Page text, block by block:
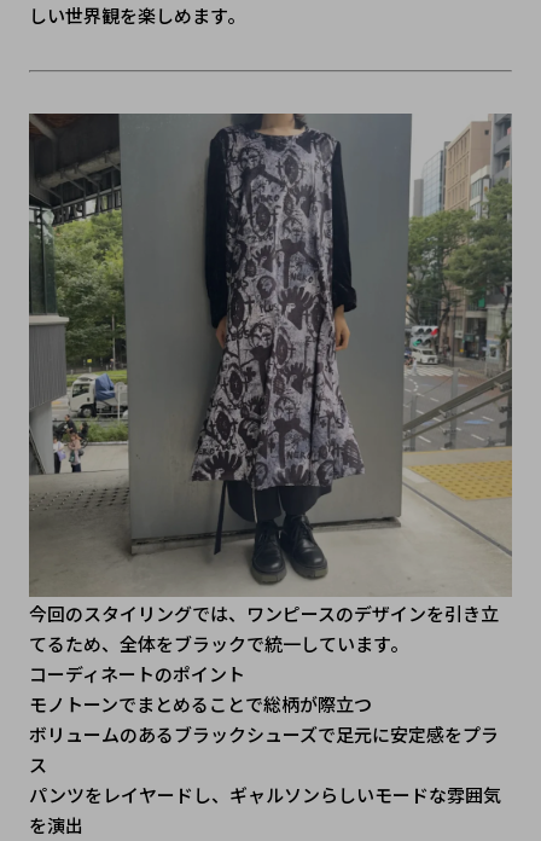
しい世界観を楽しめます。
今回のスタイリングでは、ワンピースのデザインを引き立
てるため、全体をブラックで統一しています。
コーディネートのポイント
モノトーンでまとめることで総柄が際立つ
ボリュームのあるブラックシューズで足元に安定感をプラ
ス
パンツをレイヤードし、ギャルソンらしいモードな雰囲気
を演出